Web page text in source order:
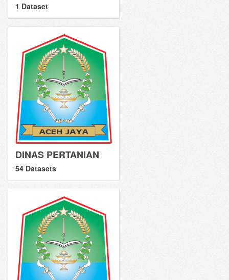
1 Dataset
DINAS PERTANIAN
54 Datasets